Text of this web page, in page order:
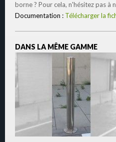
borne ? Pour cela, n'hésitez pas à
Documentation : Télécharger la
DANS LA MÊME GAMME